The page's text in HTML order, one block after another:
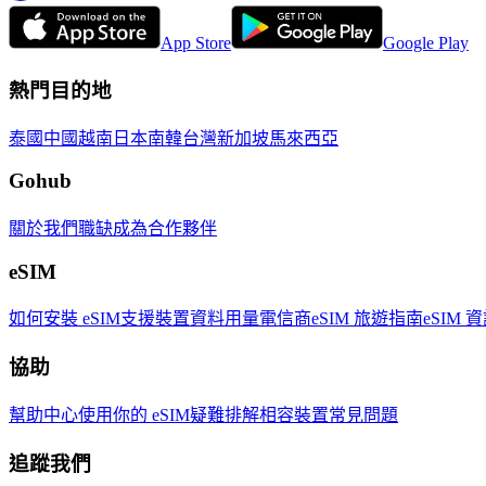
App Store Google Play
熱門目的地
泰國 中國越南 日本南韓台灣新加坡馬來西亞
Gohub
關於我們職缺成為合作夥伴
eSIM
如何安裝 eSIM支援裝置資料用量電信商eSIM 旅遊指南eSIM
協助
幫助中心使用你的 eSIM疑難排解相容裝置常見問題
追蹤我們